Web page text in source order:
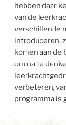
hebben daar
van de
verschillende
introduceren,
komen aan de
om na te
verbeteren,
programma is